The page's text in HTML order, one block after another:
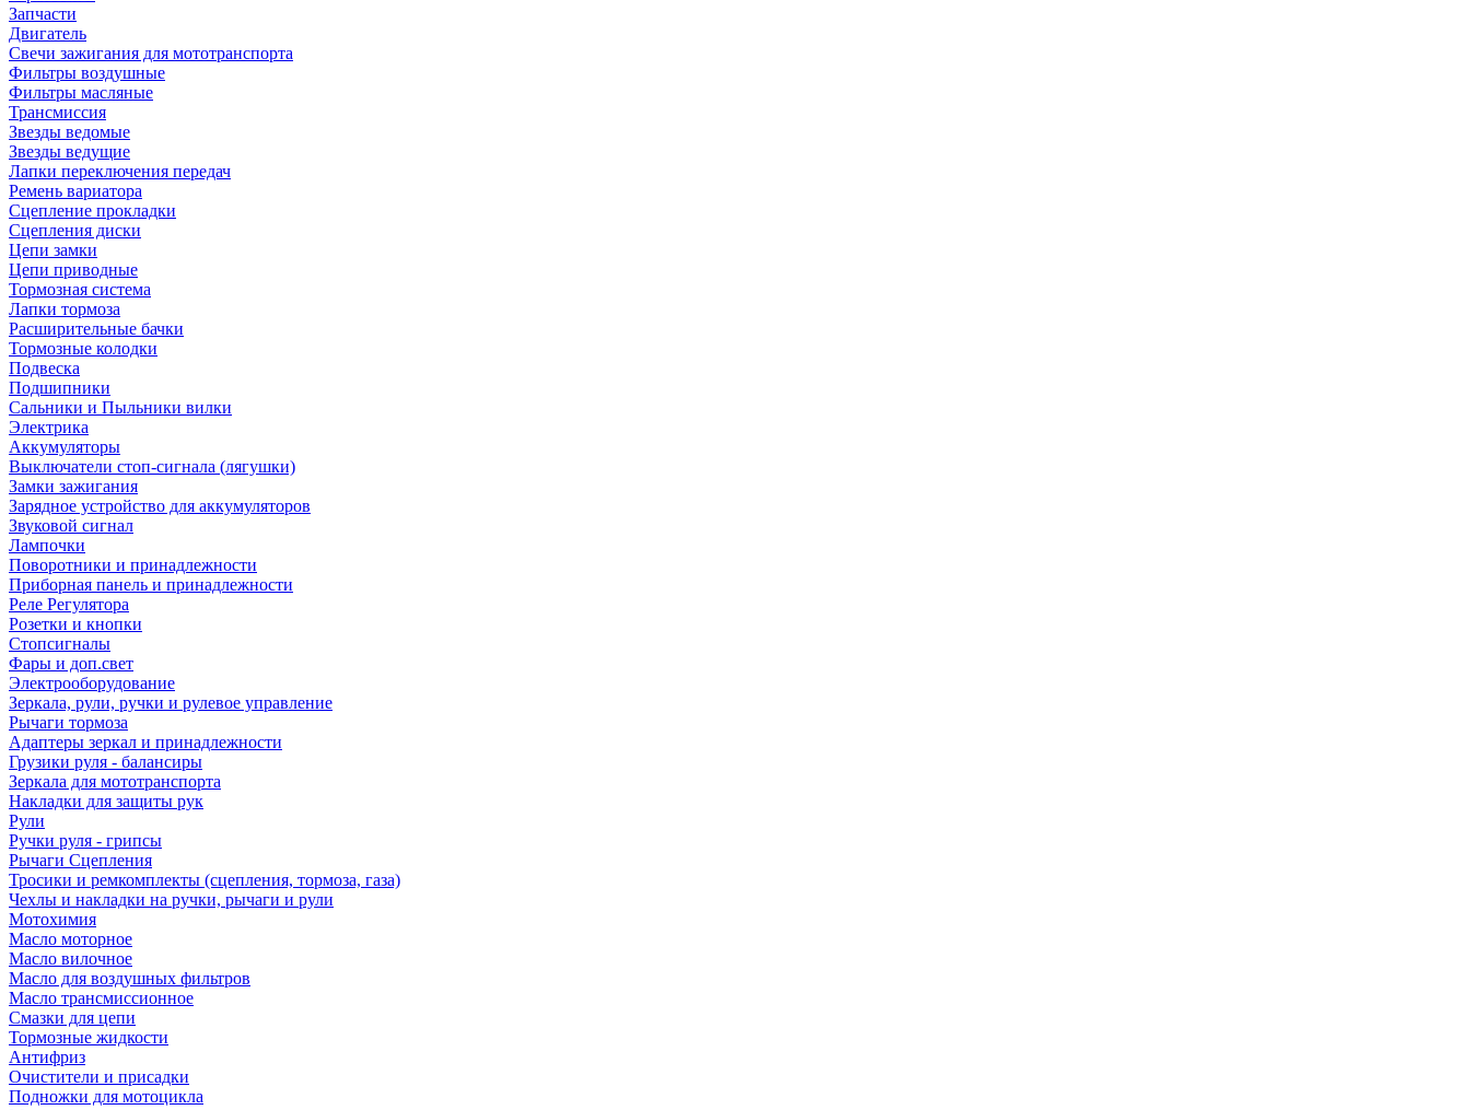
Запчасти
Двигатель
Свечи зажигания для мототранспорта
Фильтры воздушные
Фильтры масляные
Трансмиссия
Звезды ведомые
Звезды ведущие
Лапки переключения передач
Ремень вариатора
Сцепление прокладки
Сцепления диски
Цепи замки
Цепи приводные
Тормозная система
Лапки тормоза
Расширительные бачки
Тормозные колодки
Подвеска
Подшипники
Сальники и Пыльники вилки
Электрика
Аккумуляторы
Выключатели стоп-сигнала (лягушки)
Замки зажигания
Зарядное устройство для аккумуляторов
Звуковой сигнал
Лампочки
Поворотники и принадлежности
Приборная панель и принадлежности
Реле Регулятора
Розетки и кнопки
Стопсигналы
Фары и доп.свет
Электрооборудование
Зеркала, рули, ручки и рулевое управление
Рычаги тормоза
Адаптеры зеркал и принадлежности
Грузики руля - балансиры
Зеркала для мототранспорта
Накладки для защиты рук
Рули
Ручки руля - грипсы
Рычаги Сцепления
Тросики и ремкомплекты (сцепления, тормоза, газа)
Чехлы и накладки на ручки, рычаги и рули
Мотохимия
Масло моторное
Масло вилочное
Масло для воздушных фильтров
Масло трансмиссионное
Смазки для цепи
Тормозные жидкости
Антифриз
Очистители и присадки
Подножки для мотоцикла